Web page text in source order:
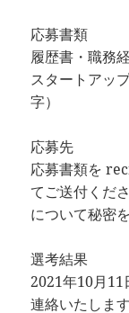
応募書類
履歴書・職務
スタートアッ
字）
応募先
応募書類を
てご送付くだ
について秘密
選考結果
2021年10月11
連絡いたします